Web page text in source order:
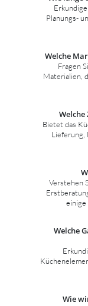
Planungs-
Welche
Fragen
Materialien,
Welche
Bietet das
Lieferung,
Verstehen
einige
Welche
Wie